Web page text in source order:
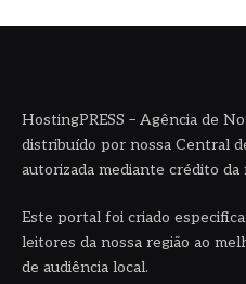
HostingPRESS – Agência de
distribuído por nossa Central
autorizada mediante crédito da
Este portal foi criado
leitores da nossa região ao
de audiência local.